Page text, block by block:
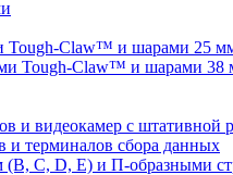
Tough-Claw™ и шарами 25
Tough-Claw™ и шарами 38
и видеокамер с штативной
и терминалов сбора данных
C, D, E) и П-образными